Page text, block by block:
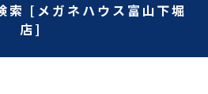
索 [メガネハウス富山下堀
店]